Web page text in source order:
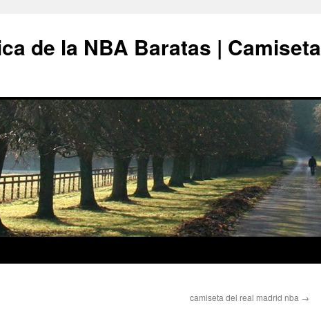
de la NBA Baratas | Camiseta
camiseta del real madrid nba →